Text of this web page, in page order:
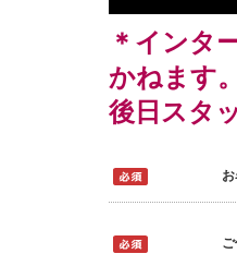
＊インタ
かねます
後日スタ